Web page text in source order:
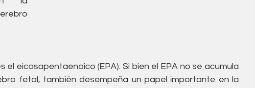
eicosapentaenoico (EPA). Si bien el EPA no se acumula
fetal, también desempeña un papel importante en la